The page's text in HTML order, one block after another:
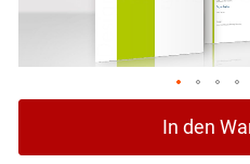
der
In den